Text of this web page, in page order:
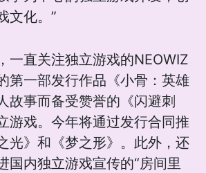
文化。”
一直关注独立游戏的NEOWIZ
第一部发行作品《小骨：英雄
故事而备受赞誉的《闪避刺
游戏。今年将通过发行合同推
光》和《梦之形》。此外，还
国内独立游戏宣传的“房间里